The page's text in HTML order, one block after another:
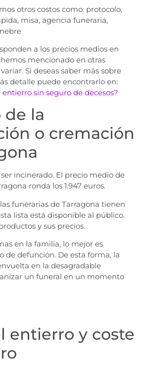
otros costos como: protocolo,
misa, agencia funeraria,
a los precios medios en
mencionado en otras
Si deseas saber más sobre
detalle puede encontrarlo en:
sin seguro de decesos?
de la
o cremación
ser incinerado. El precio medio de
ronda los 1.947 euros.
funerarias de Tarragona tienen
lista está disponible al público.
y sus precios.
en la familia, lo mejor es
de defunción. De esta forma, la
en la desagradable
un funeral en un momento
entierro y coste